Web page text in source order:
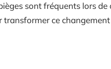
sont fréquents lors
transformer ce